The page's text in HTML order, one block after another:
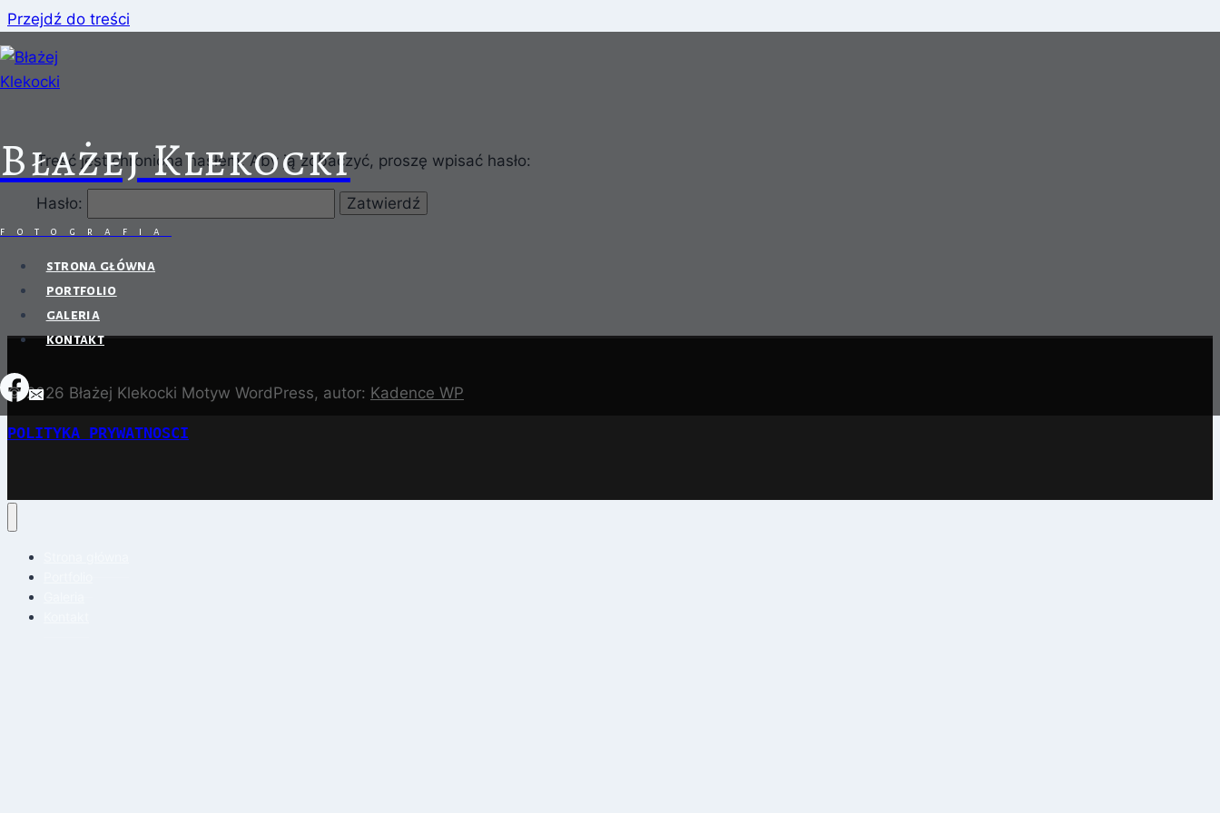
Przejdź do treści
Błażej Klekocki
fotografia
strona główna
portfolio
galeria
kontakt
Treść jest chroniona hasłem. Aby ją zobaczyć, proszę wpisać hasło:
Hasło:
© 2026 Błażej Klekocki Motyw WordPress, autor: Kadence WP
POLITYKA PRYWATNOSCI